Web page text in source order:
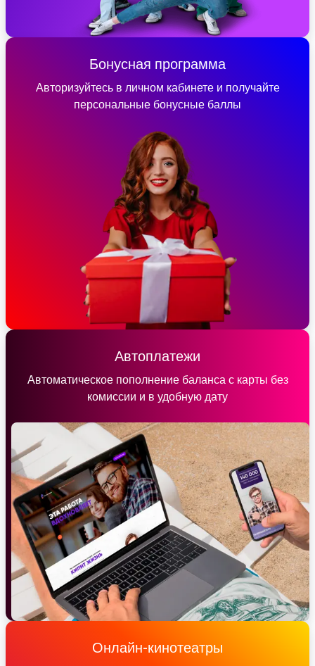
Бонусная программа
Авторизуйтесь в личном кабинете и получайте
персональные бонусные баллы
Автоплатежи
Автоматическое пополнение баланса с карты без
комиссии и в удобную дату
Онлайн-кинотеатры